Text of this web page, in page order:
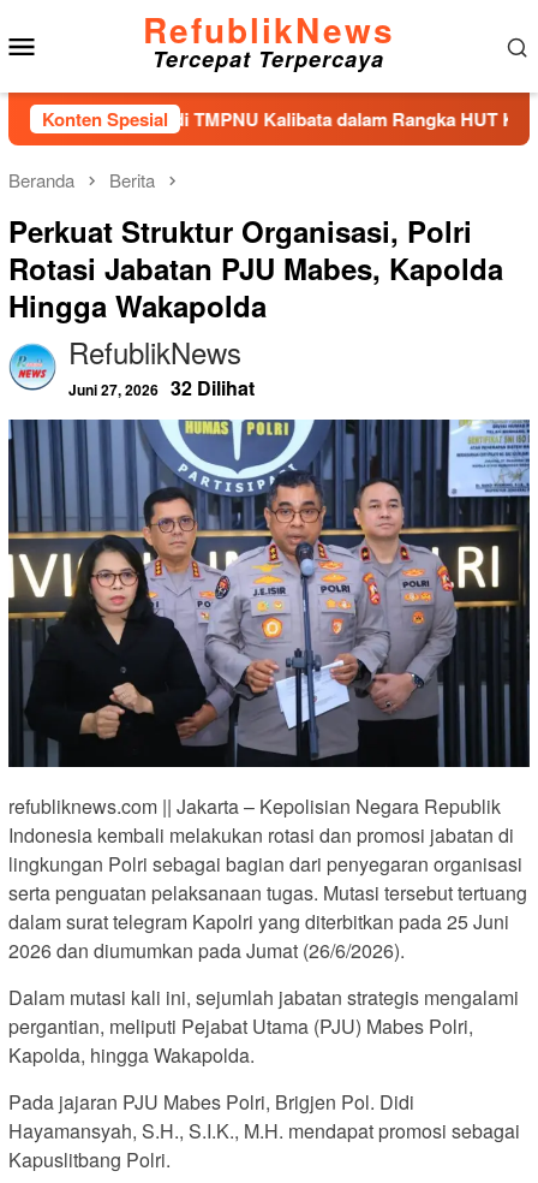
ke
konten
RefublikNews
Tercepat Terpercaya
Konten Spesial
Bunga di TMPNU Kalibata dalam Rangka HUT Ke-40 PPAL
Beranda Berita
Perkuat Struktur Organisasi, Polri
Rotasi Jabatan PJU Mabes, Kapolda
Hingga Wakapolda
RefublikNews
Juni 27, 2026 32 Dilihat
refubliknews.com || Jakarta – Kepolisian Negara Republik
Indonesia kembali melakukan rotasi dan promosi jabatan di
lingkungan Polri sebagai bagian dari penyegaran organisasi
serta penguatan pelaksanaan tugas. Mutasi tersebut tertuang
dalam surat telegram Kapolri yang diterbitkan pada 25 Juni
2026 dan diumumkan pada Jumat (26/6/2026).
Dalam mutasi kali ini, sejumlah jabatan strategis mengalami
pergantian, meliputi Pejabat Utama (PJU) Mabes Polri,
Kapolda, hingga Wakapolda.
Pada jajaran PJU Mabes Polri, Brigjen Pol. Didi
Hayamansyah, S.H., S.I.K., M.H. mendapat promosi sebagai
Kapuslitbang Polri.